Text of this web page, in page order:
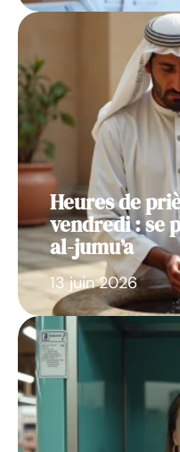
Heures de
vendredi : se
al-jumu’a
13 juin 2026